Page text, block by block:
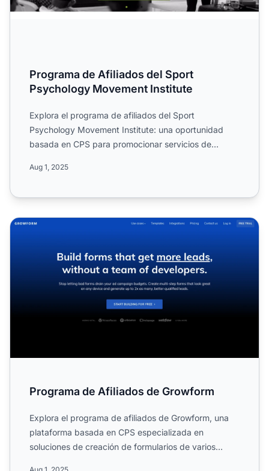
Programa de Afiliados del Sport
Psychology Movement Institute
Explora el programa de afiliados del Sport
Psychology Movement Institute: una oportunidad
basada en CPS para promocionar servicios de
Aug 1, 2025
Programa de Afiliados de Growform
Programa de Afiliados de Growform
Explora el programa de afiliados de Growform, una
plataforma basada en CPS especializada en
soluciones de creación de formularios de varios